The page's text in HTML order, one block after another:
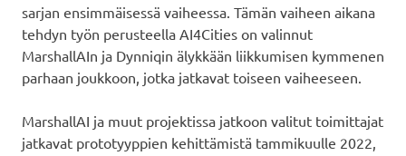
sarjan ensimmäisessä vaiheessa. Tämän vaiheen aikana
tehdyn työn perusteella AI4Cities on valinnut
MarshallAIn ja Dynniqin älykkään liikkumisen kymmenen
parhaan joukkoon, jotka jatkavat toiseen vaiheeseen.
MarshallAI ja muut projektissa jatkoon valitut toimittajat
jatkavat prototyyppien kehittämistä tammikuulle 2022,